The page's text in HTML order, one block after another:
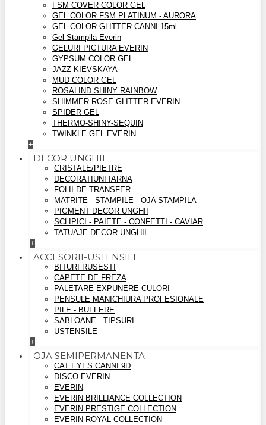
FSM COVER COLOR GEL
GEL COLOR FSM PLATINUM - AURORA
GEL COLOR GLITTER CANNI 15ml
Gel Stampila Everin
GELURI PICTURA EVERIN
GYPSUM COLOR GEL
JAZZ KIEVSKAYA
MUD COLOR GEL
ROSALIND SHINY RAINBOW
SHIMMER ROSE GLITTER EVERIN
SPIDER GEL
THERMO-SHINY-SEQUIN
TWINKLE GEL EVERIN
+
DECOR UNGHII
CRISTALE/PIETRE
DECORATIUNI IARNA
FOLII DE TRANSFER
MATRITE - STAMPILE - OJA STAMPILA
PIGMENT DECOR UNGHII
SCLIPICI - PAIETE - CONFETTI - CAVIAR
TATUAJE DECOR UNGHII
+
ACCESORII-USTENSILE
BITURI RUSESTI
CAPETE DE FREZA
PALETARE-EXPUNERE CULORI
PENSULE MANICHIURA PROFESIONALE
PILE - BUFFERE
SABLOANE - TIPSURI
USTENSILE
+
OJA SEMIPERMANENTA
CAT EYES CANNI 9D
DISCO EVERIN
EVERIN
EVERIN BRILLIANCE COLLECTION
EVERIN PRESTIGE COLLECTION
EVERIN ROYAL COLLECTION